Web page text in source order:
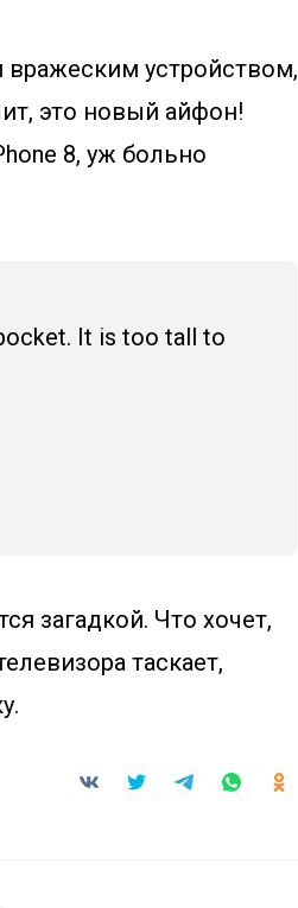
вражеским устройством,
это новый айфон!
8, уж больно
It is too tall to
загадкой. Что хочет,
таскает,